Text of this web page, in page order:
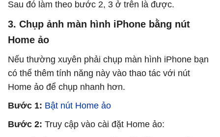
Sau đó làm theo bước 2, 3 ở trên là được.
3. Chụp ảnh màn hình iPhone bằng nút
Home ảo
Nếu thường xuyên phải chụp màn hình iPhone bạn
có thể thêm tính năng này vào thao tác với nút
Home ảo để chụp nhanh hơn.
Bước 1: Bật nút Home ảo
Bước 2: Truy cập vào cài đặt Home ảo: